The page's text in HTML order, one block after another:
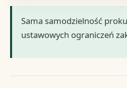
Sama samodzielność
ustawowych ograniczeń